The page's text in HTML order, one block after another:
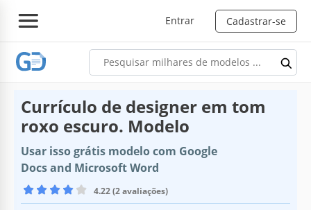
Entrar Cadastrar-se
Currículo de designer em tom
roxo escuro. Modelo
Usar isso grátis modelo com Google
Docs and Microsoft Word
4.22 (2 avaliações)